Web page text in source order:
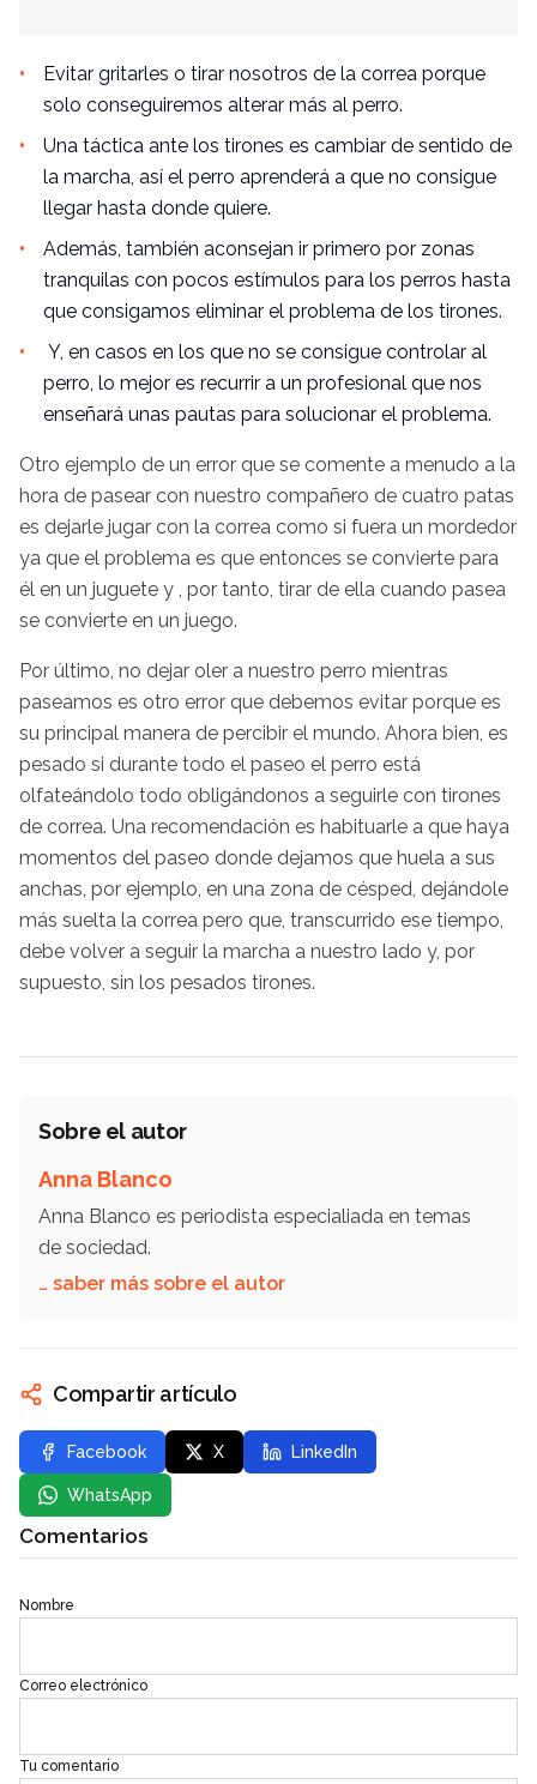
Evitar gritarles o tirar nosotros de la correa porque
solo conseguiremos alterar más al perro.
Una táctica ante los tirones es cambiar de sentido de
la marcha, así el perro aprenderá a que no consigue
llegar hasta donde quiere.
Además, también aconsejan ir primero por zonas
tranquilas con pocos estímulos para los perros hasta
que consigamos eliminar el problema de los tirones.
Y, en casos en los que no se consigue controlar al
perro, lo mejor es recurrir a un profesional que nos
enseñará unas pautas para solucionar el problema.
Otro ejemplo de un error que se comente a menudo a la
hora de pasear con nuestro compañero de cuatro patas
es dejarle jugar con la correa como si fuera un mordedor
ya que el problema es que entonces se convierte para
él en un juguete y , por tanto, tirar de ella cuando pasea
se convierte en un juego.
Por último, no dejar oler a nuestro perro mientras
paseamos es otro error que debemos evitar porque es
su principal manera de percibir el mundo. Ahora bien, es
pesado si durante todo el paseo el perro está
olfateándolo todo obligándonos a seguirle con tirones
de correa. Una recomendación es habituarle a que haya
momentos del paseo donde dejamos que huela a sus
anchas, por ejemplo, en una zona de césped, dejándole
más suelta la correa pero que, transcurrido ese tiempo,
debe volver a seguir la marcha a nuestro lado y, por
supuesto, sin los pesados tirones.
Sobre el autor
Anna Blanco
Anna Blanco es periodista especialiada en temas
de sociedad.
… saber más sobre el autor
Compartir artículo
Facebook X LinkedIn
WhatsApp
Comentarios
Nombre
Correo electrónico
Tu comentario